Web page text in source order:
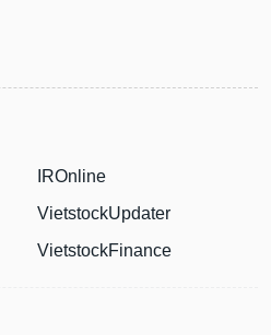
IROnline
VietstockUpdater
VietstockFinance